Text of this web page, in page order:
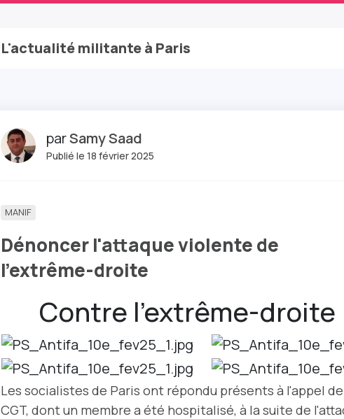
L'actualité militante à Paris
parSamy Saad
Publié le 18 février 2025
MANIF
Dénoncer l'attaque violente de
l'extrême-droite
Contre l'extrême-droite
Les socialistes de Paris ont répondu présents à l'appel
CGT, dont un membre a été hospitalisé, à la suite de